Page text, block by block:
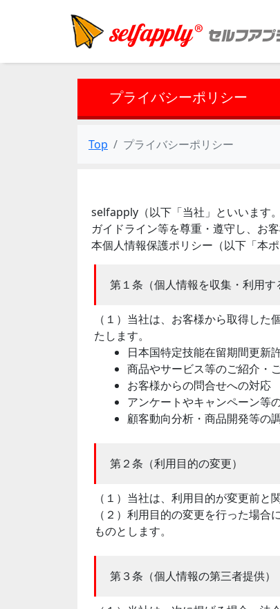
プライバシーポリシー
Top プライバシーポリシー
selfapply（以下「当社」といいます
ガイドライン等を尊重・遵守し、お
本個人情報保護ポリシー（以下「本
第１条（個人情報を収集・利用す
（１）当社は、お客様から取得し
たします。
日本国特定技能在留期間更新
商品やサービス等のご紹介・
お客様からの問合せへの対応
アンケートやキャンペーン等
顧客動向分析・商品開発等の
第２条（利用目的の変更）
（１）当社は、利用目的が変更前
（２）利用目的の変更を行った場
ものとします。
第３条（個人情報の第三者提供）